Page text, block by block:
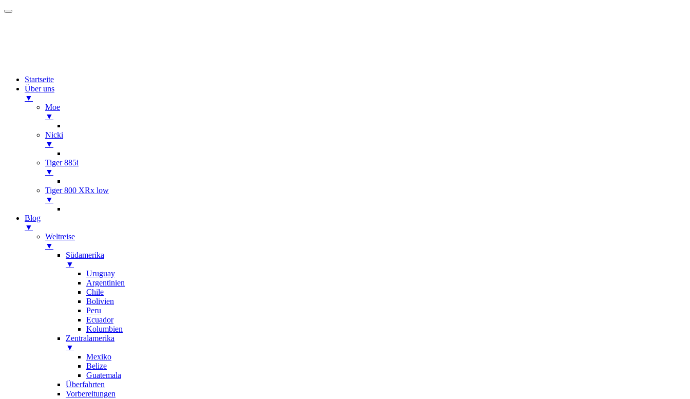
Startseite
Über uns
▼
Moe
▼
Nicki
▼
Tiger 885i
▼
Tiger 800 XRx low
▼
Blog
▼
Weltreise
▼
Südamerika
▼
Uruguay
Argentinien
Chile
Bolivien
Peru
Ecuador
Kolumbien
Zentralamerika
▼
Mexiko
Belize
Guatemala
Überfahrten
Vorbereitungen